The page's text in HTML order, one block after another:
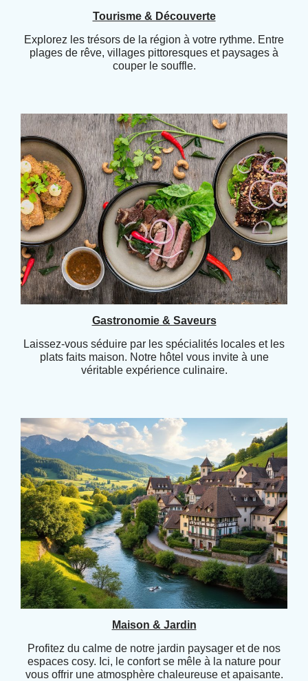
Tourisme & Découverte
Explorez les trésors de la région à votre rythme. Entre
plages de rêve, villages pittoresques et paysages à
couper le souffle.
Gastronomie & Saveurs
Laissez-vous séduire par les spécialités locales et les
plats faits maison. Notre hôtel vous invite à une
véritable expérience culinaire.
Maison & Jardin
Profitez du calme de notre jardin paysager et de nos
espaces cosy. Ici, le confort se mêle à la nature pour
vous offrir une atmosphère chaleureuse et apaisante.